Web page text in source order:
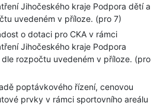
Jihočeského kraje Podpora dětí a
uvedeném v příloze. (pro 7)
o dotaci pro CKA v rámci
Jihočeského kraje Podpora
rozpočtu uvedeném v příloze. (pro
poptávkového řízení, cenovou
prvky v rámci sportovního areálu